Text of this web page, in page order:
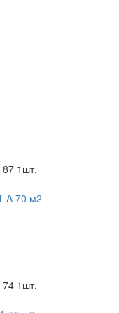
871шт.
741шт.